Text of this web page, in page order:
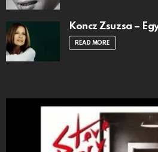
Koncz Zsuzsa –
READ MORE